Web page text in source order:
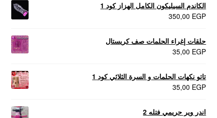
الكاندم السيليكون الكامل الهزاز كود 1
350,00 EGP
حلقات إغراء الحلمات صف كريستال
35,00 EGP
تاتو نكهات الحلمات و السرة الثلاثي كود 1
35,00 EGP
اندر وير حريمي فتله 2